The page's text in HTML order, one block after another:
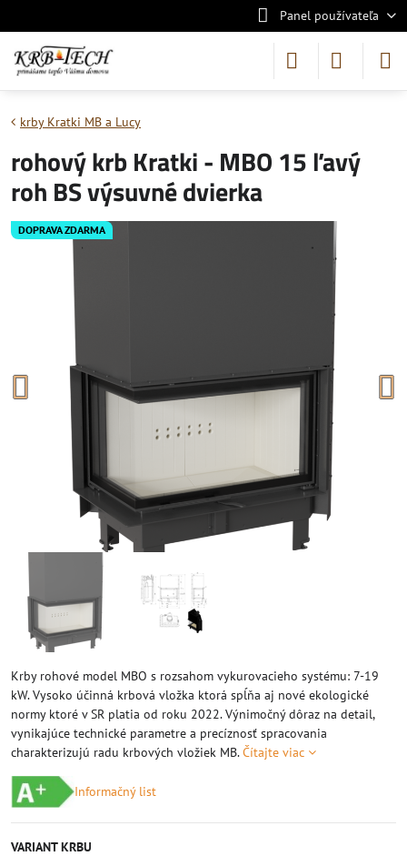
Panel používateľa
DOPRAVA ZDARMA
krby Kratki MB a Lucy
rohový krb Kratki - MBO 15 ľavý
roh BS výsuvné dvierka
Krby rohové model MBO s rozsahom vykurovacieho systému: 7-19
kW. Vysoko účinná krbová vložka ktorá spĺňa aj nové ekologické
normy ktoré v SR platia od roku 2022. Výnimočný dôraz na detail,
vynikajúce technické parametre a precíznosť spracovania
charakterizujú radu krbových vložiek MB.Čítajte viac
Informačný list
VARIANT KRBU